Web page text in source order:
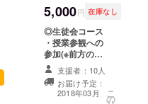
single “Just
Do It”
exclusively
on Spotify —
a fresh song
filled with
バーを、支援の
際にプルダウン
で選択くださ
い。
5,000円 在庫なし
◎生徒会コース
・授業参観への
参加(※前方のお
席保証) ・メン
バー全員との超
マジックタッチ
会 ・お土産：
支援者：10人
お届け予定：
2018年03月
こ
の